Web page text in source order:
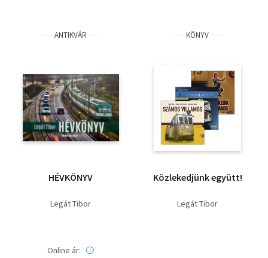
ANTIKVÁR
HÉVKÖNYV
Legát Tibor
Online ár:
KÖNYV
Közlekedjünk együtt!
Legát Tibor